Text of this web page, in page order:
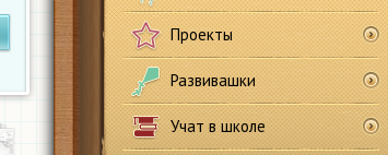
Проекты
Развивашки
Учат в школе